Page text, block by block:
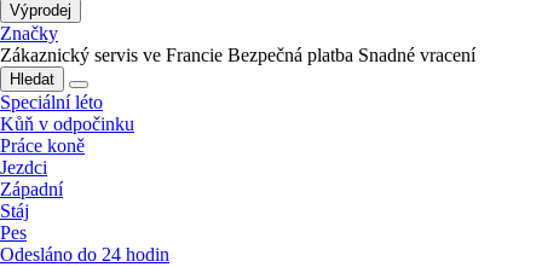
Výprodej
Značky
Zákaznický servis ve Francie Bezpečná platba Snadné vracení
Hledat
Speciální léto
Kůň v odpočinku
Práce koně
Jezdci
Západní
Stáj
Pes
Odesláno do 24 hodin